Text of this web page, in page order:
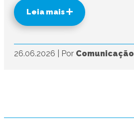
Leia mais
26.06.2026 Por Comunicação